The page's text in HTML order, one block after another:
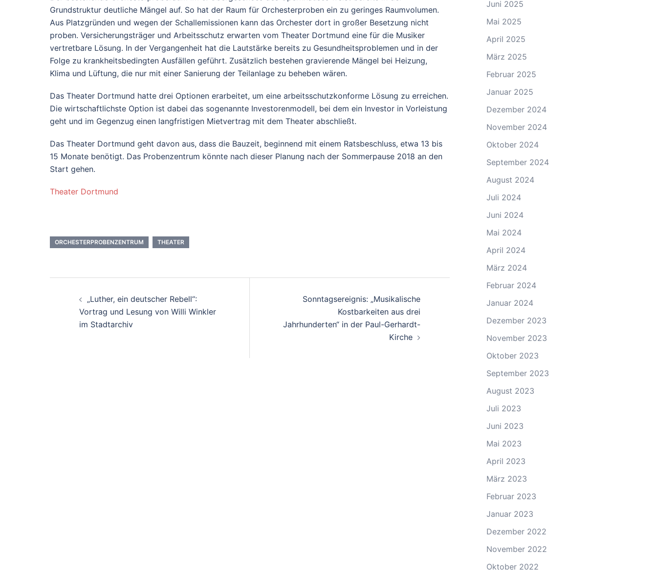
Grundstruktur deutliche Mängel auf. So hat der Raum für Orchesterproben ein zu geringes Raumvolumen.
Aus Platzgründen und wegen der Schallemissionen kann das Orchester dort in großer Besetzung nicht
proben. Versicherungsträger und Arbeitsschutz erwarten vom Theater Dortmund eine für die Musiker
vertretbare Lösung. In der Vergangenheit hat die Lautstärke bereits zu Gesundheitsproblemen und in der
Folge zu krankheitsbedingten Ausfällen geführt. Zusätzlich bestehen gravierende Mängel bei Heizung,
Klima und Lüftung, die nur mit einer Sanierung der Teilanlage zu beheben wären.
Das Theater Dortmund hatte drei Optionen erarbeitet, um eine arbeitsschutzkonforme Lösung zu erreichen.
Die wirtschaftlichste Option ist dabei das sogenannte Investorenmodell, bei dem ein Investor in Vorleistung
geht und im Gegenzug einen langfristigen Mietvertrag mit dem Theater abschließt.
Das Theater Dortmund geht davon aus, dass die Bauzeit, beginnend mit einem Ratsbeschluss, etwa 13 bis
15 Monate benötigt. Das Probenzentrum könnte nach dieser Planung nach der Sommerpause 2018 an den
Start gehen.
Theater Dortmund
ORCHESTERPROBENZENTRUM THEATER
Beitrags-
Navigation
„Luther, ein deutscher Rebell“:
Vortrag und Lesung von Willi Winkler
im Stadtarchiv
Sonntagsereignis: „Musikalische
Kostbarkeiten aus drei
Jahrhunderten“ in der Paul-Gerhardt-
Kirche
Juni 2025
Mai 2025
April 2025
März 2025
Februar 2025
Januar 2025
Dezember 2024
November 2024
Oktober 2024
September 2024
August 2024
Juli 2024
Juni 2024
Mai 2024
April 2024
März 2024
Februar 2024
Januar 2024
Dezember 2023
November 2023
Oktober 2023
September 2023
August 2023
Juli 2023
Juni 2023
Mai 2023
April 2023
März 2023
Februar 2023
Januar 2023
Dezember 2022
November 2022
Oktober 2022